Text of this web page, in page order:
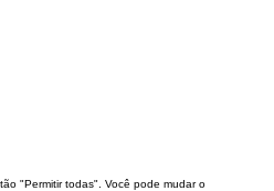
"Permitir todas". Você pode mudar o